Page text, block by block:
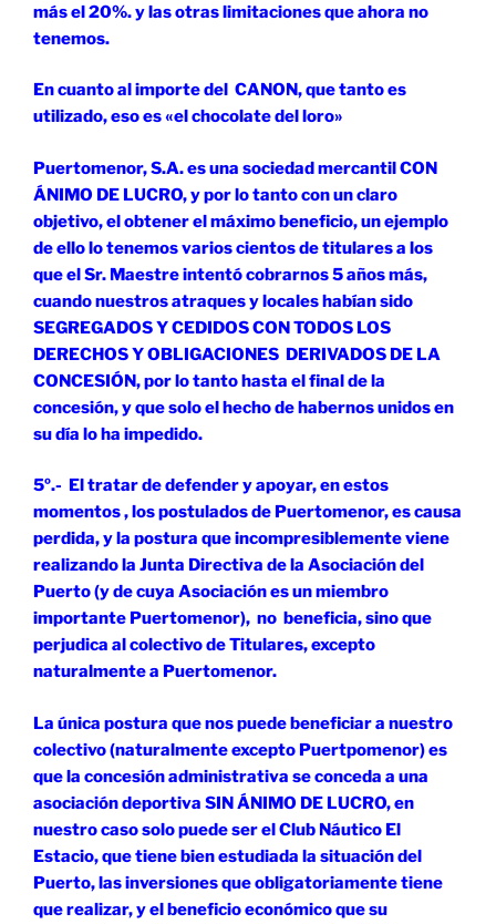
más el 20%. y las otras limitaciones que ahora no
tenemos.
En cuanto al importe del CANON, que tanto es
utilizado, eso es «el chocolate del loro»
Puertomenor, S.A. es una sociedad mercantil CON
ÁNIMO DE LUCRO, y por lo tanto con un claro
objetivo, el obtener el máximo beneficio, un ejemplo
de ello lo tenemos varios cientos de titulares a los
que el Sr. Maestre intentó cobrarnos 5 años más,
cuando nuestros atraques y locales habían sido
SEGREGADOS Y CEDIDOS CON TODOS LOS
DERECHOS Y OBLIGACIONES DERIVADOS DE LA
CONCESIÓN, por lo tanto hasta el final de la
concesión, y que solo el hecho de habernos unidos en
su día lo ha impedido.
5º.- El tratar de defender y apoyar, en estos
momentos , los postulados de Puertomenor, es causa
perdida, y la postura que incompresiblemente viene
realizando la Junta Directiva de la Asociación del
Puerto (y de cuya Asociación es un miembro
importante Puertomenor), no beneficia, sino que
perjudica al colectivo de Titulares, excepto
naturalmente a Puertomenor.
La única postura que nos puede beneficiar a nuestro
colectivo (naturalmente excepto Puertpomenor) es
que la concesión administrativa se conceda a una
asociación deportiva SIN ÁNIMO DE LUCRO, en
nuestro caso solo puede ser el Club Náutico El
Estacio, que tiene bien estudiada la situación del
Puerto, las inversiones que obligatoriamente tiene
que realizar, y el beneficio económico que su